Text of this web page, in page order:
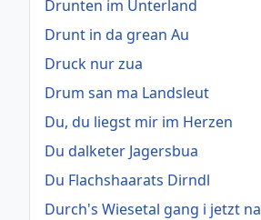
Drunten im Unterland
Drunt in da grean Au
Druck nur zua
Drum san ma Landsleut
Du, du liegst mir im Herzen
Du dalketer Jagersbua
Du Flachshaarats Dirndl
Durch's Wiesetal gang i jetzt na